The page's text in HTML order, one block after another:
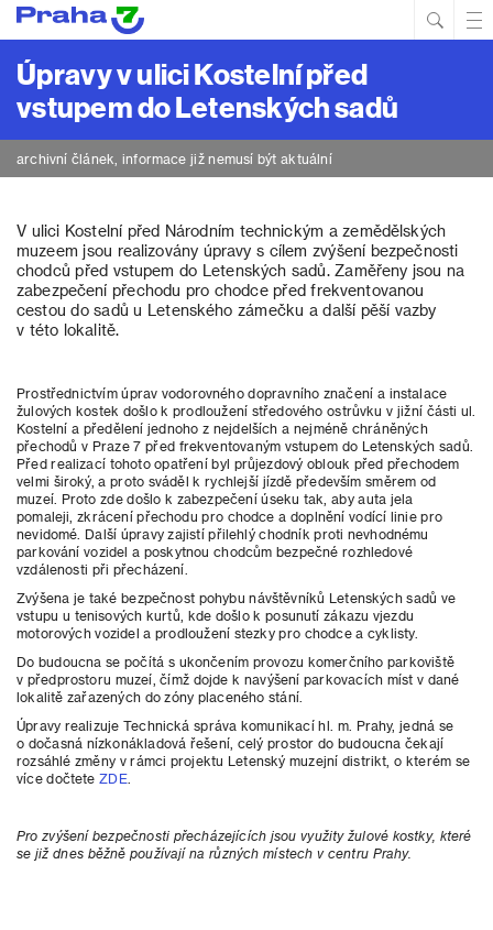
Úpravy v ulici Kostelní před
vstupem do Letenských sadů
archivní článek, informace již nemusí být aktuální
V ulici Kostelní před Národním technickým a zemědělských
muzeem jsou realizovány úpravy s cílem zvýšení bezpečnosti
chodců před vstupem do Letenských sadů. Zaměřeny jsou na
zabezpečení přechodu pro chodce před frekventovanou
cestou do sadů u Letenského zámečku a další pěší vazby
v této lokalitě.
Prostřednictvím úprav vodorovného dopravního značení a instalace
žulových kostek došlo k prodloužení středového ostrůvku v jižní části ul.
Kostelní a předělení jednoho z nejdelších a nejméně chráněných
přechodů v Praze 7 před frekventovaným vstupem do Letenských sadů.
Před realizací tohoto opatření byl průjezdový oblouk před přechodem
velmi široký, a proto sváděl k rychlejší jízdě především směrem od
muzeí. Proto zde došlo k zabezpečení úseku tak, aby auta jela
pomaleji, zkrácení přechodu pro chodce a doplnění vodící linie pro
nevidomé. Další úpravy zajistí přilehlý chodník proti nevhodnému
parkování vozidel a poskytnou chodcům bezpečné rozhledové
vzdálenosti při přecházení.
Zvýšena je také bezpečnost pohybu návštěvníků Letenských sadů ve
vstupu u tenisových kurtů, kde došlo k posunutí zákazu vjezdu
motorových vozidel a prodloužení stezky pro chodce a cyklisty.
Do budoucna se počítá s ukončením provozu komerčního parkoviště
v předprostoru muzeí, čímž dojde k navýšení parkovacích míst v dané
lokalitě zařazených do zóny placeného stání.
Úpravy realizuje Technická správa komunikací hl. m. Prahy, jedná se
o dočasná nízkonákladová řešení, celý prostor do budoucna čekají
rozsáhlé změny v rámci projektu Letenský muzejní distrikt, o kterém se
více dočteteZDE.
Pro zvýšení bezpečnosti přecházejících jsou využity žulové kostky, které
se již dnes běžně používají na různých místech v centru Prahy.